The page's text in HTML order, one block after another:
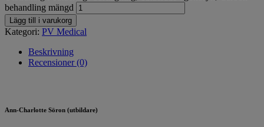
behandling mängd
Lägg till i varukorg
Kategori: PV Medical
Beskrivning
Recensioner (0)
Ann-Charlotte Söron (utbildare)